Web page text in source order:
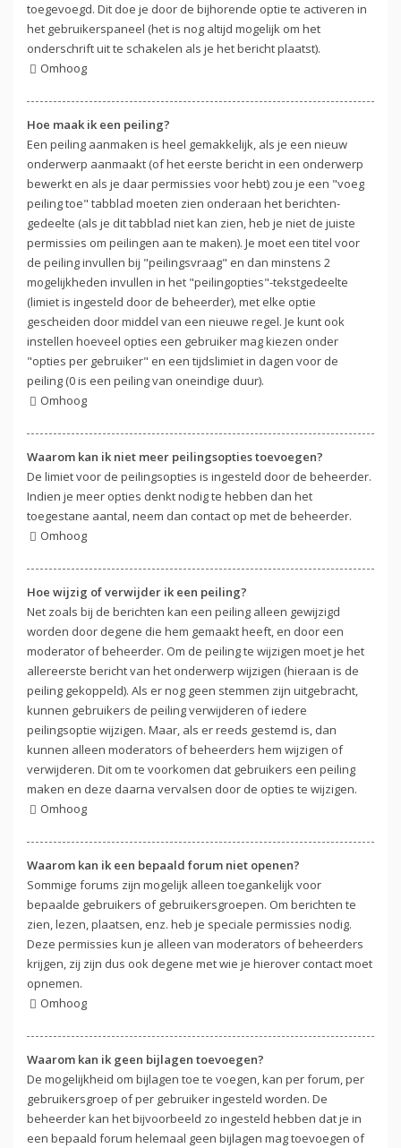
toegevoegd. Dit doe je door de bijhorende optie te activeren in
het gebruikerspaneel (het is nog altijd mogelijk om het
onderschrift uit te schakelen als je het bericht plaatst).
Omhoog
Hoe maak ik een peiling?
Een peiling aanmaken is heel gemakkelijk, als je een nieuw
onderwerp aanmaakt (of het eerste bericht in een onderwerp
bewerkt en als je daar permissies voor hebt) zou je een "voeg
peiling toe" tabblad moeten zien onderaan het berichten-
gedeelte (als je dit tabblad niet kan zien, heb je niet de juiste
permissies om peilingen aan te maken). Je moet een titel voor
de peiling invullen bij "peilingsvraag" en dan minstens 2
mogelijkheden invullen in het "peilingopties"-tekstgedeelte
(limiet is ingesteld door de beheerder), met elke optie
gescheiden door middel van een nieuwe regel. Je kunt ook
instellen hoeveel opties een gebruiker mag kiezen onder
"opties per gebruiker" en een tijdslimiet in dagen voor de
peiling (0 is een peiling van oneindige duur).
Omhoog
Waarom kan ik niet meer peilingsopties toevoegen?
De limiet voor de peilingsopties is ingesteld door de beheerder.
Indien je meer opties denkt nodig te hebben dan het
toegestane aantal, neem dan contact op met de beheerder.
Omhoog
Hoe wijzig of verwijder ik een peiling?
Net zoals bij de berichten kan een peiling alleen gewijzigd
worden door degene die hem gemaakt heeft, en door een
moderator of beheerder. Om de peiling te wijzigen moet je het
allereerste bericht van het onderwerp wijzigen (hieraan is de
peiling gekoppeld). Als er nog geen stemmen zijn uitgebracht,
kunnen gebruikers de peiling verwijderen of iedere
peilingsoptie wijzigen. Maar, als er reeds gestemd is, dan
kunnen alleen moderators of beheerders hem wijzigen of
verwijderen. Dit om te voorkomen dat gebruikers een peiling
maken en deze daarna vervalsen door de opties te wijzigen.
Omhoog
Waarom kan ik een bepaald forum niet openen?
Sommige forums zijn mogelijk alleen toegankelijk voor
bepaalde gebruikers of gebruikersgroepen. Om berichten te
zien, lezen, plaatsen, enz. heb je speciale permissies nodig.
Deze permissies kun je alleen van moderators of beheerders
krijgen, zij zijn dus ook degene met wie je hierover contact moet
opnemen.
Omhoog
Waarom kan ik geen bijlagen toevoegen?
De mogelijkheid om bijlagen toe te voegen, kan per forum, per
gebruikersgroep of per gebruiker ingesteld worden. De
beheerder kan het bijvoorbeeld zo ingesteld hebben dat je in
een bepaald forum helemaal geen bijlagen mag toevoegen of